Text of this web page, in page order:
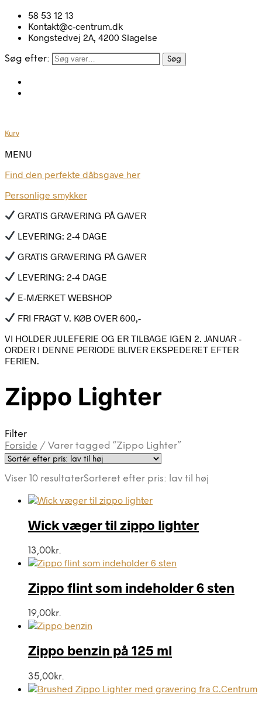
58 53 12 13
Kontakt@c-centrum.dk
Kongstedvej 2A, 4200 Slagelse
Søg efter: Søg
Kurv
MENU
Find den perfekte dåbsgave her
Personlige smykker
GRATIS GRAVERING PÅ GAVER
LEVERING: 2-4 DAGE
GRATIS GRAVERING PÅ GAVER
LEVERING: 2-4 DAGE
E-MÆRKET WEBSHOP
FRI FRAGT V. KØB OVER 600,-
VI HOLDER JULEFERIE OG ER TILBAGE IGEN 2. JANUAR -
ORDER I DENNE PERIODE BLIVER EKSPEDERET EFTER
FERIEN.
Zippo Lighter
Filter
Forside / Varer tagged “Zippo Lighter”
Viser 10 resultaterSorteret efter pris: lav til høj
Wick væger til zippo lighter
13,00kr.
Zippo flint som indeholder 6 sten
19,00kr.
Zippo benzin på 125 ml
35,00kr.